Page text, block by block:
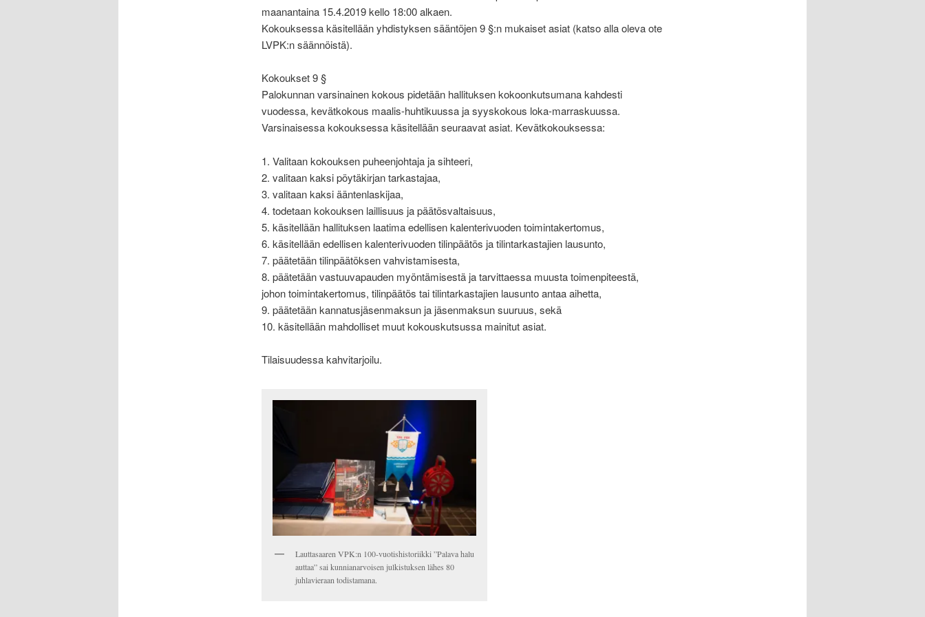
maanantaina 15.4.2019 kello 18:00 alkaen.
Kokouksessa käsitellään yhdistyksen sääntöjen 9 §:n mukaiset asiat (katso alla oleva ote
LVPK:n säännöistä).
Kokoukset 9 §
Palokunnan varsinainen kokous pidetään hallituksen kokoonkutsumana kahdesti
vuodessa, kevätkokous maalis-huhtikuussa ja syyskokous loka-marraskuussa.
Varsinaisessa kokouksessa käsitellään seuraavat asiat. Kevätkokouksessa:
1. Valitaan kokouksen puheenjohtaja ja sihteeri,
2. valitaan kaksi pöytäkirjan tarkastajaa,
3. valitaan kaksi ääntenlaskijaa,
4. todetaan kokouksen laillisuus ja päätösvaltaisuus,
5. käsitellään hallituksen laatima edellisen kalenterivuoden toimintakertomus,
6. käsitellään edellisen kalenterivuoden tilinpäätös ja tilintarkastajien lausunto,
7. päätetään tilinpäätöksen vahvistamisesta,
8. päätetään vastuuvapauden myöntämisestä ja tarvittaessa muusta toimenpiteestä,
johon toimintakertomus, tilinpäätös tai tilintarkastajien lausunto antaa aihetta,
9. päätetään kannatusjäsenmaksun ja jäsenmaksun suuruus, sekä
10. käsitellään mahdolliset muut kokouskutsussa mainitut asiat.
Tilaisuudessa kahvitarjoilu.
Lauttasaaren VPK:n 100-vuotishistoriikki ”Palava halu
auttaa” sai kunnianarvoisen julkistuksen lähes 80
juhlavieraan todistamana.